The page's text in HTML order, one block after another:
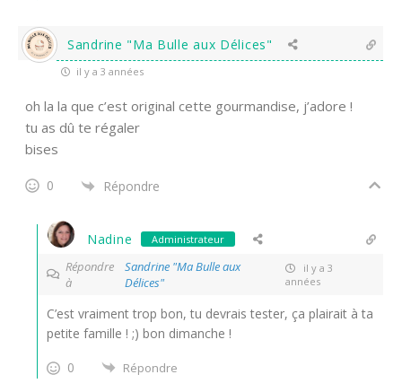
Sandrine "Ma Bulle aux Délices"
il y a 3 années
oh la la que c’est original cette gourmandise, j’adore !
tu as dû te régaler
bises
0 Répondre
Nadine Administrateur
Répondre
à
Sandrine "Ma Bulle aux
Délices"
il y a 3
années
C’est vraiment trop bon, tu devrais tester, ça plairait à ta
petite famille ! ;⁠) bon dimanche !
0
Répondre